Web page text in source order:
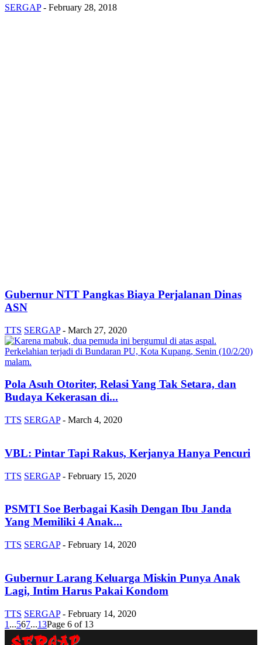
SERGAP - February 28, 2018
Gubernur NTT Pangkas Biaya Perjalanan Dinas
ASN
TTS SERGAP - March 27, 2020
Pola Asuh Otoriter, Relasi Yang Tak Setara, dan
Budaya Kekerasan di...
TTS SERGAP - March 4, 2020
VBL: Pintar Tapi Rakus, Kerjanya Hanya Pencuri
TTS SERGAP - February 15, 2020
PSMTI Soe Berbagai Kasih Dengan Ibu Janda
Yang Memiliki 4 Anak...
TTS SERGAP - February 14, 2020
Gubernur Larang Keluarga Miskin Punya Anak
Lagi, Intim Harus Pakai Kondom
TTS SERGAP - February 14, 2020
1 ...567...13Page 6 of 13